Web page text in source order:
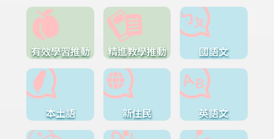
有效學習推動 精進教學推動 國語文
本土語 新住民 英語文